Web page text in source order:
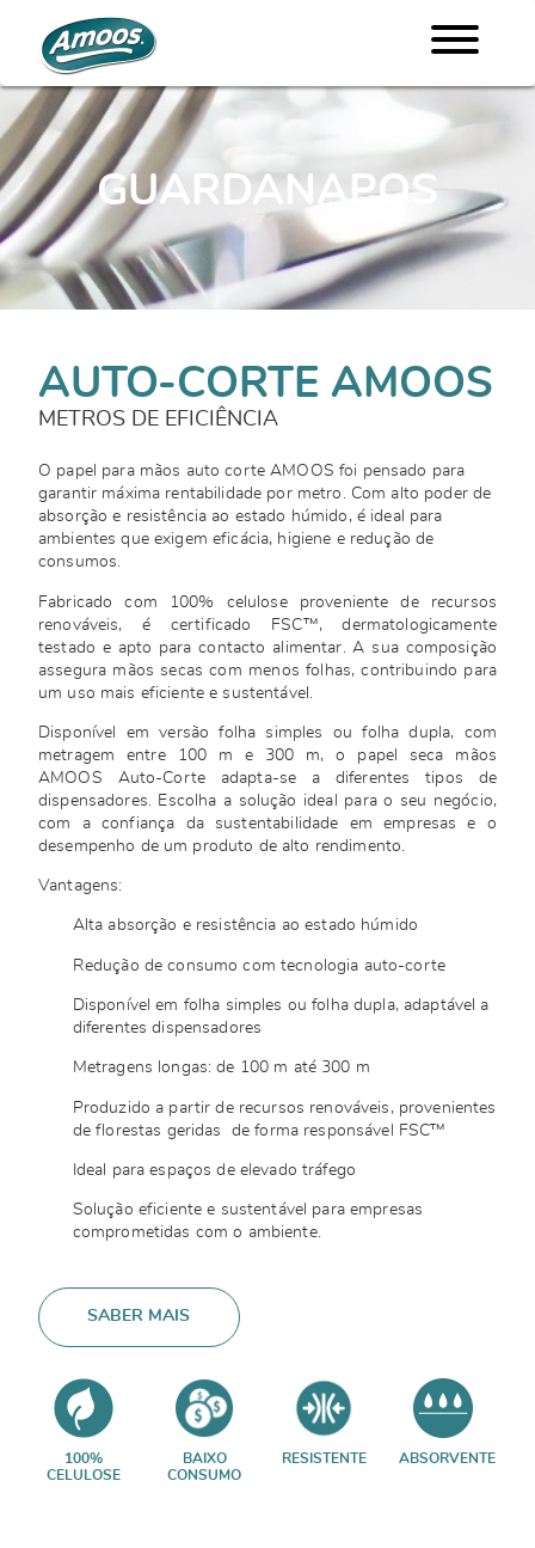
GUARDANAPOS
AUTO-CORTE AMOOS
METROS DE EFICIÊNCIA
O papel para mãos auto corte AMOOS foi pensado para
garantir máxima rentabilidade por metro. Com alto poder de
absorção e resistência ao estado húmido, é ideal para
ambientes que exigem eficácia, higiene e redução de
consumos.
Fabricado com 100% celulose proveniente de recursos
renováveis, é certificado FSC™, dermatologicamente
testado e apto para contacto alimentar. A sua composição
assegura mãos secas com menos folhas, contribuindo para
um uso mais eficiente e sustentável.
Disponível em versão folha simples ou folha dupla, com
metragem entre 100 m e 300 m, o papel seca mãos
AMOOS Auto-Corte adapta-se a diferentes tipos de
dispensadores. Escolha a solução ideal para o seu negócio,
com a confiança da sustentabilidade em empresas e o
desempenho de um produto de alto rendimento.
Vantagens:
Alta absorção e resistência ao estado húmido
Redução de consumo com tecnologia auto-corte
Disponível em folha simples ou folha dupla, adaptável a
diferentes dispensadores
Metragens longas: de 100 m até 300 m
Produzido a partir de recursos renováveis, provenientes
de florestas geridas de forma responsável FSC™
Ideal para espaços de elevado tráfego
Solução eficiente e sustentável para empresas
comprometidas com o ambiente.
SABER MAIS
100%
CELULOSE
BAIXO
CONSUMO
RESISTENTE ABSORVENTE